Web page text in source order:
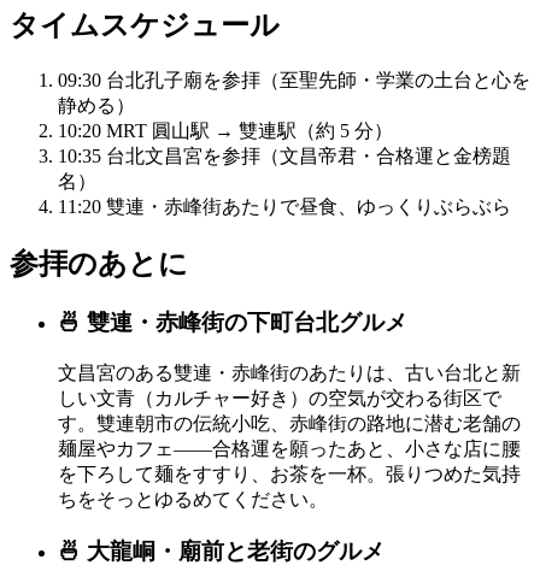
タイムスケジュール
09:30 台北孔子廟を参拝（至聖先師・学業の土台と心を
静める）
10:20 MRT 圓山駅 → 雙連駅（約 5 分）
10:35 台北文昌宮を参拝（文昌帝君・合格運と金榜題
名）
11:20 雙連・赤峰街あたりで昼食、ゆっくりぶらぶら
参拝のあとに
🍜 雙連・赤峰街の下町台北グルメ
文昌宮のある雙連・赤峰街のあたりは、古い台北と新
しい文青（カルチャー好き）の空気が交わる街区で
す。雙連朝市の伝統小吃、赤峰街の路地に潜む老舗の
麺屋やカフェ——合格運を願ったあと、小さな店に腰
を下ろして麺をすすり、お茶を一杯。張りつめた気持
ちをそっとゆるめてください。
🍜 大龍峒・廟前と老街のグルメ